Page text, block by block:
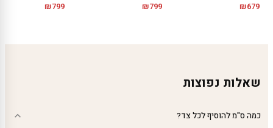
₪679
₪799
₪799
שאלות נפוצות
כמה ס"מ להוסיף לכל צד?